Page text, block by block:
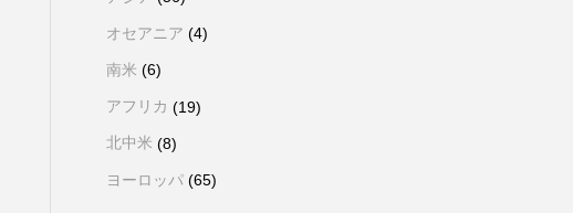
オセアニア (4)
南米 (6)
アフリカ (19)
北中米 (8)
ヨーロッパ (65)